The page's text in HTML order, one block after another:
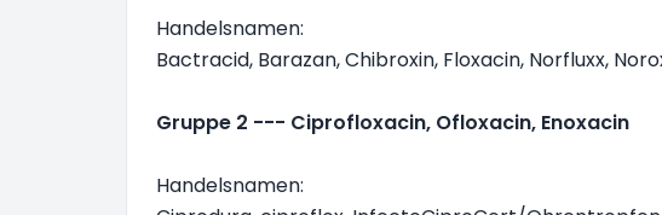
Handelsnamen:
Bactracid, Barazan, Chibroxin, Floxacin, Norfluxx,
Gruppe 2 --- Ciprofloxacin, Ofloxacin, Enoxacin
Handelsnamen: